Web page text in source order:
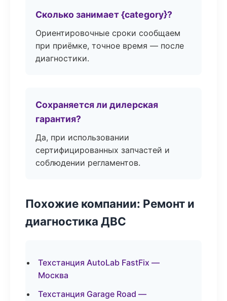
Сколько занимает {category}?
Ориентировочные сроки сообщаем
при приёмке, точное время — после
диагностики.
Сохраняется ли дилерская
гарантия?
Да, при использовании
сертифицированных запчастей и
соблюдении регламентов.
Похожие компании: Ремонт и
диагностика ДВС
Техстанция AutoLab FastFix —
Москва
Техстанция Garage Road —